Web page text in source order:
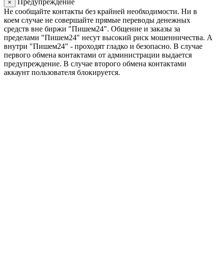
×
Предупреждение
Не сообщайте контакты без крайней необходимости. Ни в
коем случае не совершайте прямые переводы денежных
средств вне биржи "Пишем24". Общение и заказы за
пределами "Пишем24" несут высокий риск мошенничества. А
внутри "Пишем24" - проходят гладко и безопасно. В случае
первого обмена контактами от администрации выдается
предупреждение. В случае второго обмена контактами
аккаунт пользователя блокируется.